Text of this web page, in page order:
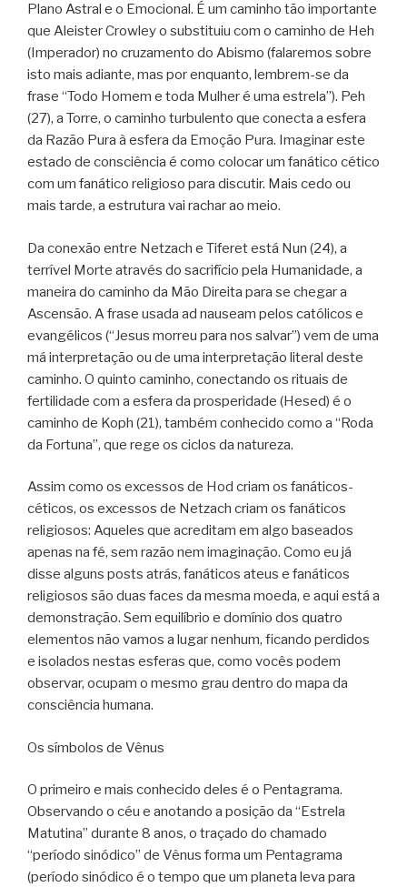
Plano Astral e o Emocional. É um caminho tão importante
que Aleister Crowley o substituiu com o caminho de Heh
(Imperador) no cruzamento do Abismo (falaremos sobre
isto mais adiante, mas por enquanto, lembrem-se da
frase “Todo Homem e toda Mulher é uma estrela”). Peh
(27), a Torre, o caminho turbulento que conecta a esfera
da Razão Pura à esfera da Emoção Pura. Imaginar este
estado de consciência é como colocar um fanático cético
com um fanático religioso para discutir. Mais cedo ou
mais tarde, a estrutura vai rachar ao meio.
Da conexão entre Netzach e Tiferet está Nun (24), a
terrível Morte através do sacrifício pela Humanidade, a
maneira do caminho da Mão Direita para se chegar a
Ascensão. A frase usada ad nauseam pelos católicos e
evangélicos (“Jesus morreu para nos salvar”) vem de uma
má interpretação ou de uma interpretação literal deste
caminho. O quinto caminho, conectando os rituais de
fertilidade com a esfera da prosperidade (Hesed) é o
caminho de Koph (21), também conhecido como a “Roda
da Fortuna”, que rege os ciclos da natureza.
Assim como os excessos de Hod criam os fanáticos-
céticos, os excessos de Netzach criam os fanáticos
religiosos: Aqueles que acreditam em algo baseados
apenas na fé, sem razão nem imaginação. Como eu já
disse alguns posts atrás, fanáticos ateus e fanáticos
religiosos são duas faces da mesma moeda, e aqui está a
demonstração. Sem equilíbrio e domínio dos quatro
elementos não vamos a lugar nenhum, ficando perdidos
e isolados nestas esferas que, como vocês podem
observar, ocupam o mesmo grau dentro do mapa da
consciência humana.
Os símbolos de Vênus
O primeiro e mais conhecido deles é o Pentagrama.
Observando o céu e anotando a posição da “Estrela
Matutina” durante 8 anos, o traçado do chamado
“período sinódico” de Vênus forma um Pentagrama
(período sinódico é o tempo que um planeta leva para